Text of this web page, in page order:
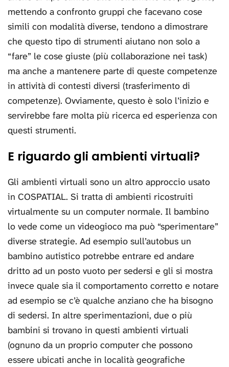
mettendo a confronto gruppi che facevano cose
simili con modalità diverse, tendono a dimostrare
che questo tipo di strumenti aiutano non solo a
“fare” le cose giuste (più collaborazione nei task)
ma anche a mantenere parte di queste competenze
in attività di contesti diversi (trasferimento di
competenze). Ovviamente, questo è solo l’inizio e
servirebbe fare molta più ricerca ed esperienza con
questi strumenti.
E riguardo gli ambienti virtuali?
Gli ambienti virtuali sono un altro approccio usato
in COSPATIAL. Si tratta di ambienti ricostruiti
virtualmente su un computer normale. Il bambino
lo vede come un videogioco ma può “sperimentare”
diverse strategie. Ad esempio sull’autobus un
bambino autistico potrebbe entrare ed andare
dritto ad un posto vuoto per sedersi e gli si mostra
invece quale sia il comportamento corretto e notare
ad esempio se c’è qualche anziano che ha bisogno
di sedersi. In altre sperimentazioni, due o più
bambini si trovano in questi ambienti virtuali
(ognuno da un proprio computer che possono
essere ubicati anche in località geografiche